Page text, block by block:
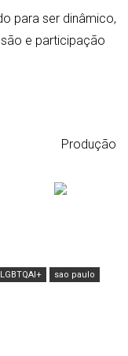
para ser dinâmico,
e participação
Produção
LGBTQAI+ sao paulo